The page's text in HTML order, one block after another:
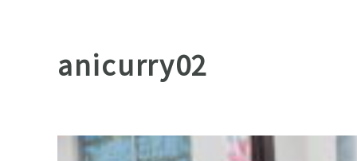
anicurry02